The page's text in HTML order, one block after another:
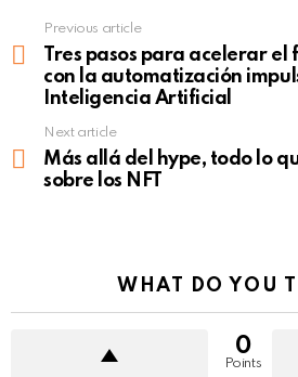
more
Previous article
Tres pasos para acelerar el
con la automatización
Inteligencia Artificial
Next article
Más allá del hype, todo lo
sobre los NFT
WHAT DO YOU
0
Points